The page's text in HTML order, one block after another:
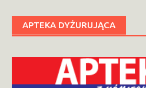
APTEKA DYŻURUJĄCA